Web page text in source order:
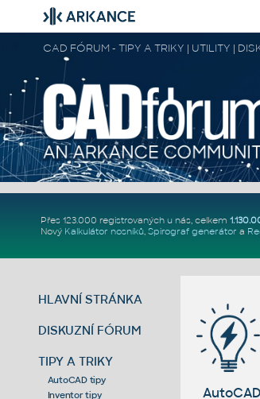
CAD FÓRUM - TIPY A TRIKY | UTILITY |
Přes 123.000 registrovaných u nás, celkem
Nový Kalkulátor nosníků, Spirograf generátor a
HLAVNÍ STRÁNKA
DISKUZNÍ FÓRUM
TIPY A TRIKY
AutoCAD tipy
Inventor tipy